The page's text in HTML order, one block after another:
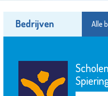
Bedrijven Alle